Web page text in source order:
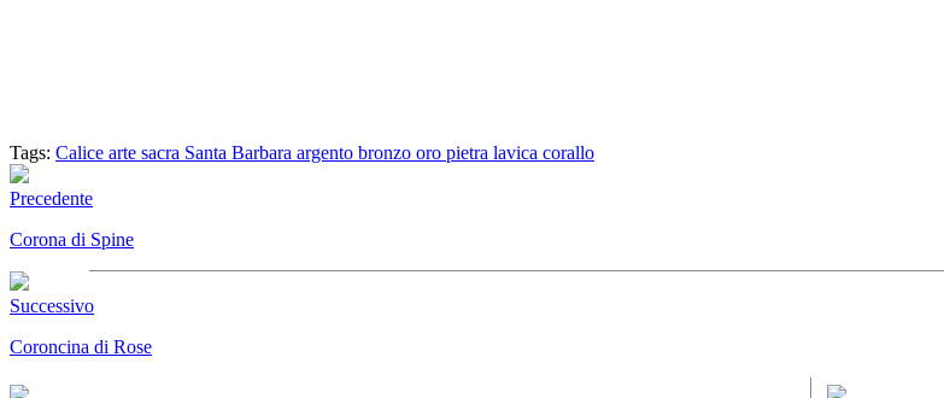
Tags: Calice arte sacra Santa Barbara argento bronzo oro pietra lavica corallo
Precedente
Corona di Spine
Successivo
Coroncina di Rose